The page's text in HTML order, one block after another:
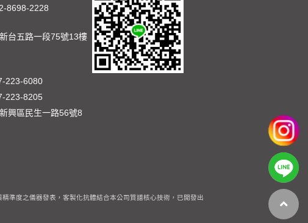
8698-2228
台五路一段75號13樓
223-6080
223-8205
興區民生一路56號8
度之儀器發表，客製化抗體結合本公司質譜核心技術，已開發出多種具時效性且全面性的創新分析